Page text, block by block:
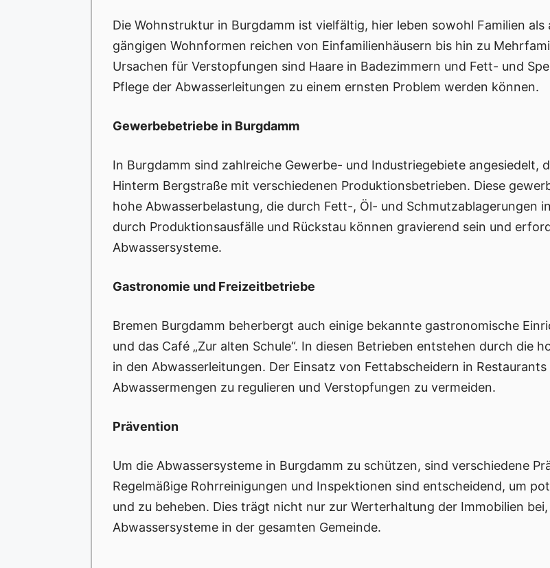
Die Wohnstruktur in Burgdamm ist vielfältig, hier leben sowohl Familien
gängigen Wohnformen reichen von Einfamilienhäusern bis hin zu
Ursachen für Verstopfungen sind Haare in Badezimmern und Fett- und
Pflege der Abwasserleitungen zu einem ernsten Problem werden können.
Gewerbebetriebe in Burgdamm
In Burgdamm sind zahlreiche Gewerbe- und Industriegebiete angesiedelt,
Hinterm Bergstraße mit verschiedenen Produktionsbetrieben. Diese
hohe Abwasserbelastung, die durch Fett-, Öl- und Schmutzablagerungen
durch Produktionsausfälle und Rückstau können gravierend sein und
Abwassersysteme.
Gastronomie und Freizeitbetriebe
Bremen Burgdamm beherbergt auch einige bekannte gastronomische
und das Café „Zur alten Schule“. In diesen Betrieben entstehen durch die
in den Abwasserleitungen. Der Einsatz von Fettabscheidern in
Abwassermengen zu regulieren und Verstopfungen zu vermeiden.
Prävention
Um die Abwassersysteme in Burgdamm zu schützen, sind verschiedene
Regelmäßige Rohrreinigungen und Inspektionen sind entscheidend, um
und zu beheben. Dies trägt nicht nur zur Werterhaltung der Immobilien
Abwassersysteme in der gesamten Gemeinde.